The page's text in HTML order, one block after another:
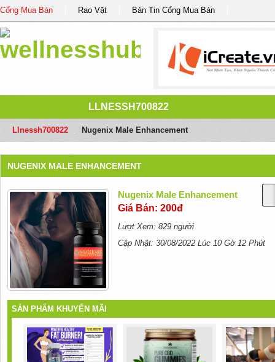
Cổng Mua Bán Rao Vặt Bản Tin Cổng Mua Bán
LLNESSH700822
Llnessh700822 Nugenix Male Enhancement
NUGENIX MALE ENHANCEMENT
Nugenix Male Enhancement
Giá Bán: 200đ
Lượt Xem: 829 người
Cập Nhật: 30/08/2022 Lúc 10 Gờ 12 Phút
SẢN PHẨM KHUYẾN MÃI